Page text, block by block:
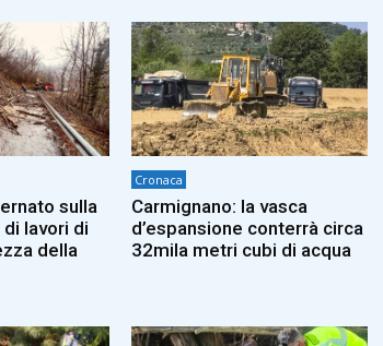
sulla
lavori di
della
Cronaca
Carmignano: la vasca
d’espansione conterrà circa
32mila metri cubi di acqua